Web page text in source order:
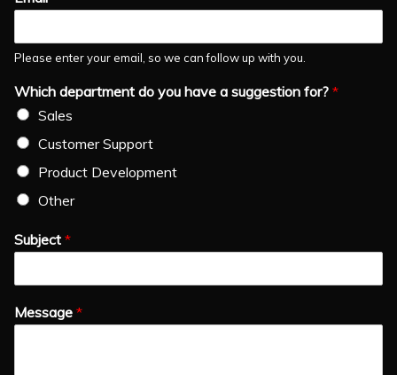
Please enter your email, so we can follow up with you.
Which department do you have a suggestion for? *
Sales
Customer Support
Product Development
Other
Subject *
Message *